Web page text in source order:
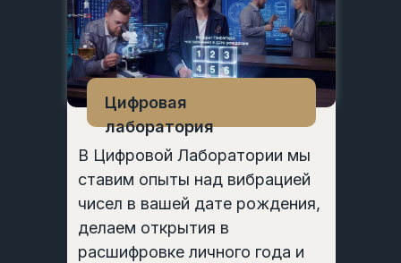
Цифровая
лаборатория
В Цифровой Лаборатории мы
ставим опыты над вибрацией
чисел в вашей дате рождения,
делаем открытия в
расшифровке личного года и